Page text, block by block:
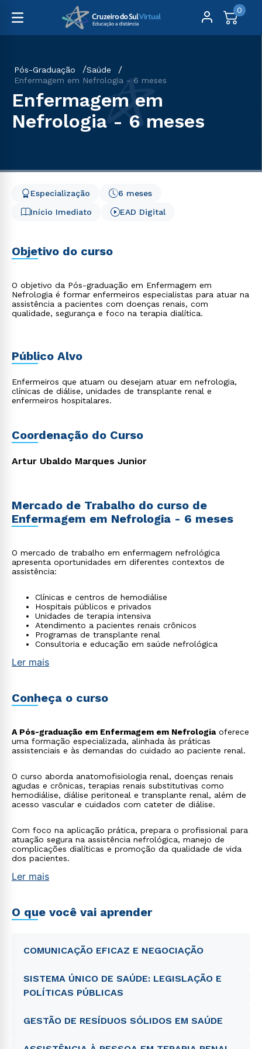
0
Pós-Graduação
Saúde
Enfermagem em Nefrologia - 6 meses
Enfermagem em
Nefrologia - 6 meses
Início Imediato
6 meses
Especialização
EAD Digital
Objetivo do curso
O objetivo da Pós-graduação em Enfermagem em
Nefrologia é formar enfermeiros especialistas para atuar na
assistência a pacientes com doenças renais, com
qualidade, segurança e foco na terapia dialítica.
Público Alvo
Enfermeiros que atuam ou desejam atuar em nefrologia,
clínicas de diálise, unidades de transplante renal e
enfermeiros hospitalares.
Coordenação do Curso
Artur Ubaldo Marques Junior
Mercado de Trabalho do curso de
Enfermagem em Nefrologia - 6 meses
O mercado de trabalho em enfermagem nefrológica
apresenta oportunidades em diferentes contextos de
assistência:
Clínicas e centros de hemodiálise
Hospitais públicos e privados
Unidades de terapia intensiva
Atendimento a pacientes renais crônicos
Programas de transplante renal
Consultoria e educação em saúde nefrológica
Ler mais
Conheça o curso
A Pós-graduação em Enfermagem em Nefrologiaoferece
uma formação especializada, alinhada às práticas
assistenciais e às demandas do cuidado ao paciente renal.
O curso aborda anatomofisiologia renal, doenças renais
agudas e crônicas, terapias renais substitutivas como
hemodiálise, diálise peritoneal e transplante renal, além de
acesso vascular e cuidados com cateter de diálise.
Com foco na aplicação prática, prepara o profissional para
atuação segura na assistência nefrológica, manejo de
complicações dialíticas e promoção da qualidade de vida
dos pacientes.
Ler mais
O que você vai aprender
COMUNICAÇÃO EFICAZ E NEGOCIAÇÃO
SISTEMA ÚNICO DE SAÚDE: LEGISLAÇÃO E
POLÍTICAS PÚBLICAS
GESTÃO DE RESÍDUOS SÓLIDOS EM SAÚDE